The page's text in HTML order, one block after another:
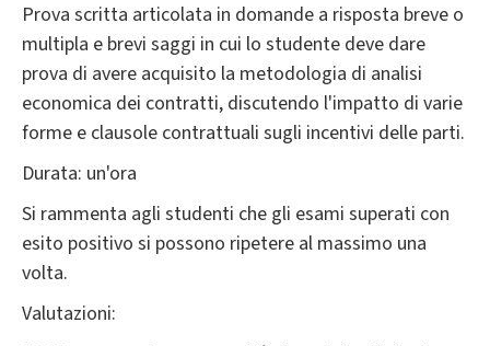
Prova scritta articolata in domande a risposta breve o
multipla e brevi saggi in cui lo studente deve dare
prova di avere acquisito la metodologia di analisi
economica dei contratti, discutendo l'impatto di varie
forme e clausole contrattuali sugli incentivi delle parti.
Durata: un'ora
Si rammenta agli studenti che gli esami superati con
esito positivo si possono ripetere al massimo una
volta.
Valutazioni: